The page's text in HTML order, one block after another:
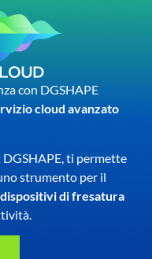
con DGSHAPE
cloud avanzato
ti permette
uno strumento per il
dispositivi di fresatura